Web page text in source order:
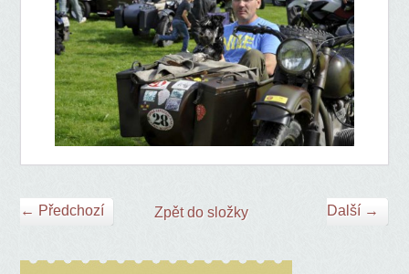
← Předchozí Další →
Zpět do složky